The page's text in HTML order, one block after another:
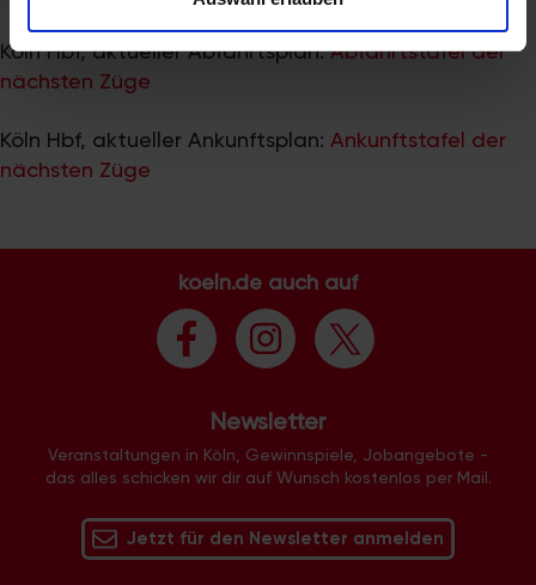
analysieren. Außerdem geben wir Informationen zu Ihrer
Verwendung unserer Website an unsere Partner für
soziale Medien, Werbung und Analysen weiter. Unsere
weiteren Daten zusammen, die Sie ihnen bereitgestellt
haben oder die sie im Rahmen Ihrer Nutzung der Dienste
Köln Hbf, aktueller Abfahrtsplan:Abfahrtstafel der
nächsten Züge
Köln Hbf, aktueller Ankunftsplan: Ankunftstafel der
nächsten Züge
koeln.de auch auf
Newsletter
Veranstaltungen in Köln, Gewinnspiele, Jobangebote -
das alles schicken wir dir auf Wunsch kostenlos per Mail.
Jetzt für den Newsletter anmelden